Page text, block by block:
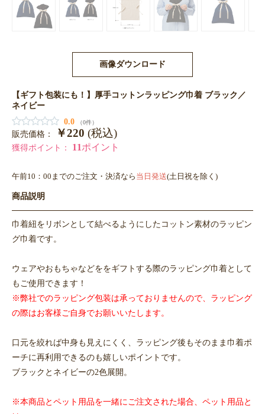
画像ダウンロード
【ギフト包装にも！】厚手コットンラッピング巾着 ブラック／
ネイビー
0.0
（0件）
販売価格： ￥220 (税込)
獲得ポイント： 11ポイント
午前10：00までのご注文・決済なら 当日発送(土日祝を除く)
商品説明
巾着紐をリボンとして結べるようにしたコットン素材のラッピン
グ巾着です。
ウェアやおもちゃなどををギフトする際のラッピング巾着として
もご使用できます！
※弊社でのラッピング包装は承っておりませんので、ラッピング
の際はお客様ご自身でお願いいたします。
口元を絞れば中身も見えにくく、ラッピング後もそのまま巾着ポ
ーチに再利用できるのも嬉しいポイントです。
ブラックとネイビーの2色展開。
※本商品とペット用品を一緒にご注文された場合、ペット用品と